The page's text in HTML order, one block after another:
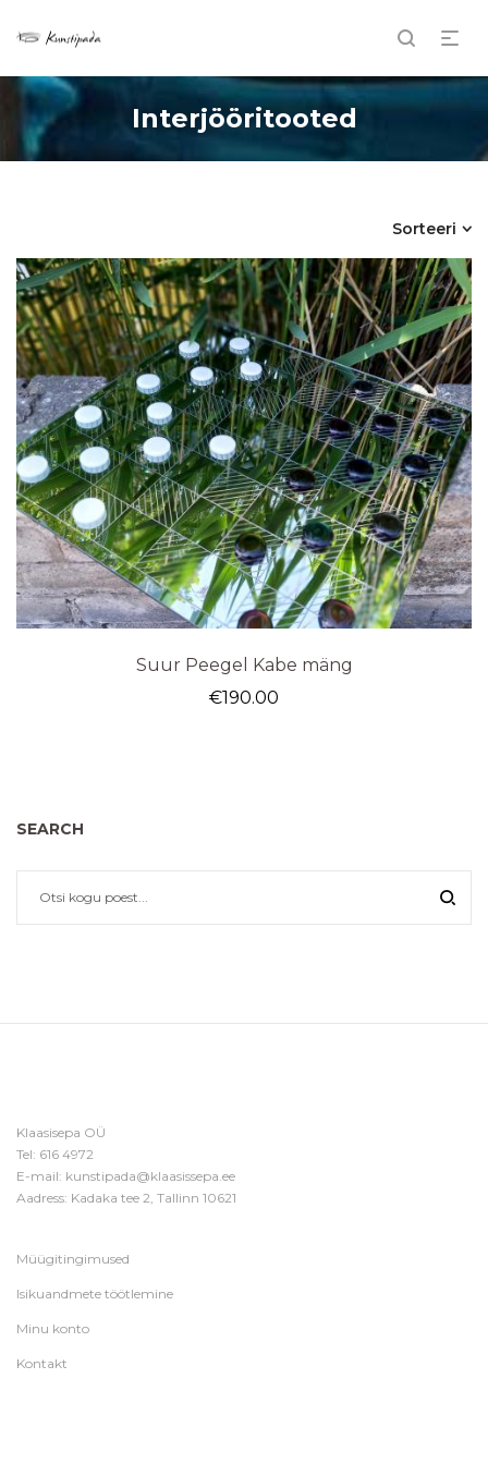
Interjööritooted
Sorteeri
Suur Peegel Kabe mäng
€190.00
SEARCH
Klaasisepa OÜ
Tel: 616 4972
E-mail: kunstipada@klaasissepa.ee
Aadress: Kadaka tee 2, Tallinn 10621
Müügitingimused
Isikuandmete töötlemine
Minu konto
Kontakt